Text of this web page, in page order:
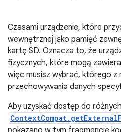
Czasami urządzenie, które
wewnętrznej jako pamięć
kartę SD. Oznacza to, że
fizycznych, które mogą
więc musisz wybrać, którego z
przechowywania danych
Aby uzyskać dostęp do
pokazano w tym fragmencie